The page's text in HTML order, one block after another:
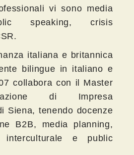
vi sono media
speaking, crisis
italiana e britannica
bilingue in italiano e
collabora con il Master
di Impresa
Siena, tenendo docenze
B2B, media planning,
interculturale e public